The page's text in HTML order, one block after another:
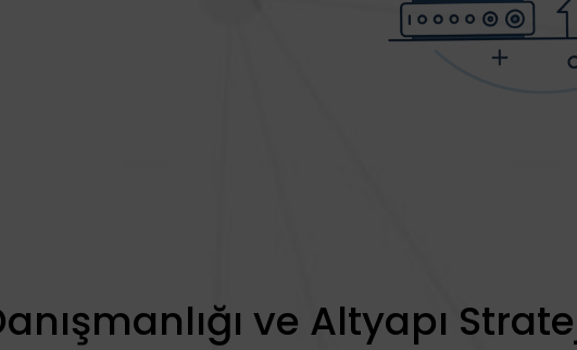
ve Altyapı